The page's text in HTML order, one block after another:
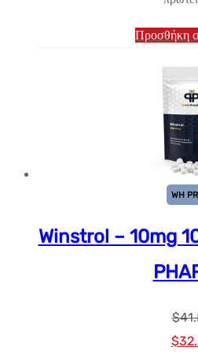
Προσθήκη
WH
Winstrol – 10mg
$
$